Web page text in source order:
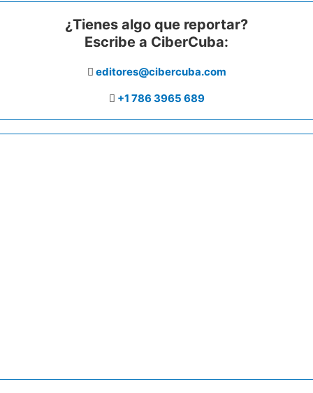
¿Tienes algo que reportar?
Escribe a CiberCuba:
editores@cibercuba.com
+1 786 3965 689